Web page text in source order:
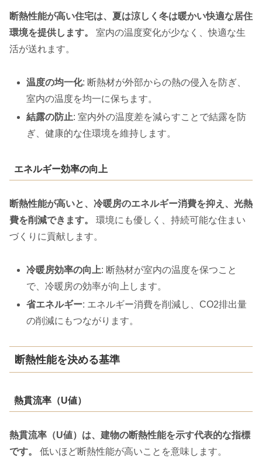
断熱性能が高い住宅は、夏は涼しく冬は暖かい快適な居住
環境を提供します。
室内の温度変化が少なく、快適な生
活が送れます。
温度の均一化: 断熱材が外部からの熱の侵入を防ぎ、
室内の温度を均一に保ちます。
結露の防止: 室内外の温度差を減らすことで結露を防
ぎ、健康的な住環境を維持します。
エネルギー効率の向上
断熱性能が高いと、冷暖房のエネルギー消費を抑え、光熱
費を削減できます。
環境にも優しく、持続可能な住まい
づくりに貢献します。
冷暖房効率の向上: 断熱材が室内の温度を保つこと
で、冷暖房の効率が向上します。
省エネルギー: エネルギー消費を削減し、CO2排出量
の削減にもつながります。
断熱性能を決める基準
熱貫流率（U値）
熱貫流率（U値）は、建物の断熱性能を示す代表的な指標
です。
低いほど断熱性能が高いことを意味します。